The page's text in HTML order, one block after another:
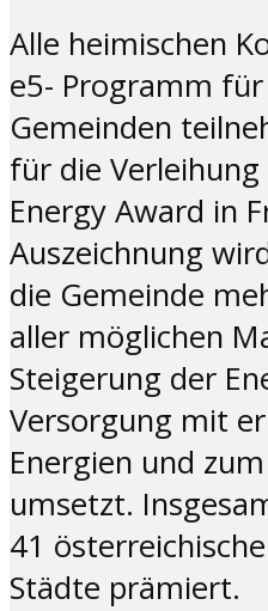
Alle heimischen
e5- Programm
Gemeinden
für die Verleihung
Energy Award in
Auszeichnung
die Gemeinde
aller möglichen
Steigerung der
Versorgung mit
Energien und
umsetzt.
41
Städte prämiert.